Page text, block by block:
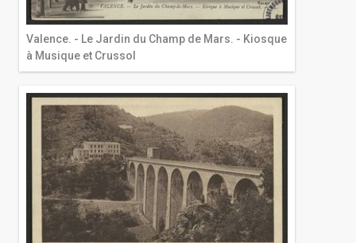
Valence. - Le Jardin du Champ de Mars. - Kiosque
à Musique et Crussol